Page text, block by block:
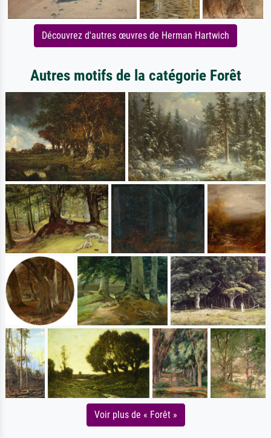
Découvrez d'autres œuvres de Herman Hartwich
Autres motifs de la catégorie Forêt
Voir plus de « Forêt »